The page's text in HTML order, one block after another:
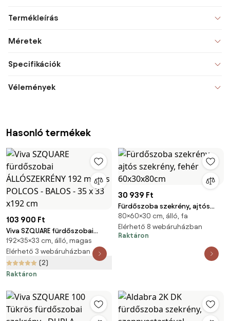
Termékleírás
Méretek
Specifikációk
Vélemények
Hasonló termékek
103 900 Ft
Viva SZQUARE fürdőszobai
ÁLLÓSZEKRÉNY 192 magas
POLCOS - BALOS - 35 x 33 x192
cm
192×35×33 cm, álló, magas
Elérhető 3 webáruházban
(2)
Raktáron
30 939 Ft
Fürdőszoba szekrény, ajtós
szekrény, fehér 60x30x80cm
80×60×30 cm, álló, fa
Elérhető 8 webáruházban
Raktáron